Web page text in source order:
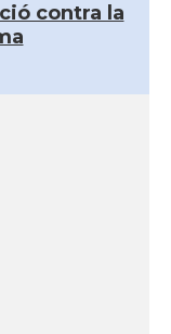
contra la